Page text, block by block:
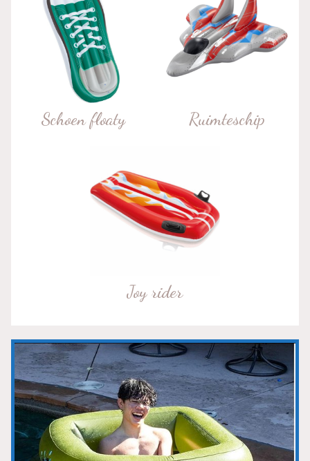
Schoen floaty Ruimteschip
Joy rider